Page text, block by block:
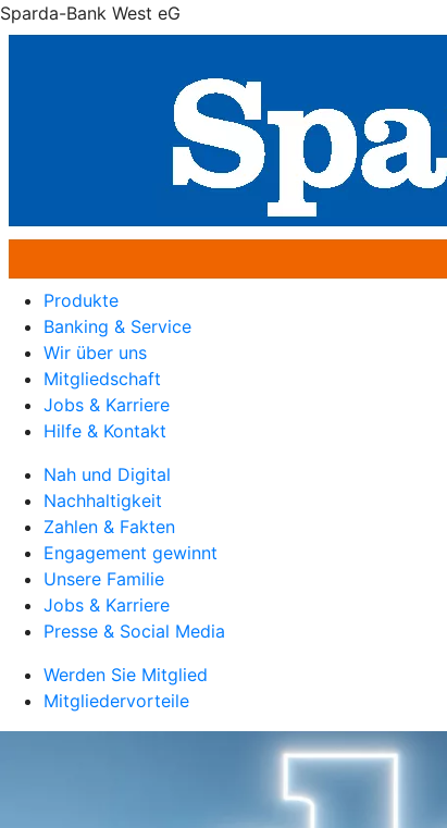
Sparda-Bank West eG
Produkte
Banking & Service
Wir über uns
Mitgliedschaft
Jobs & Karriere
Hilfe & Kontakt
Nah und Digital
Nachhaltigkeit
Zahlen & Fakten
Engagement gewinnt
Unsere Familie
Jobs & Karriere
Presse & Social Media
Werden Sie Mitglied
Mitgliedervorteile